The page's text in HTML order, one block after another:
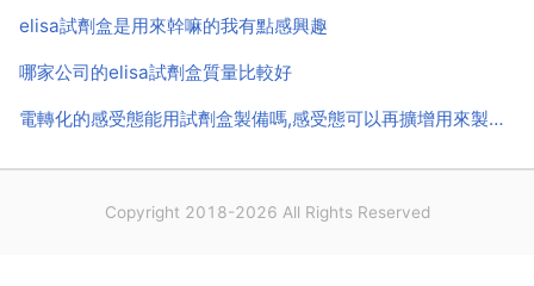
elisa試劑盒是用來幹嘛的我有點感興趣
哪家公司的elisa試劑盒質量比較好
電轉化的感受態能用試劑盒製備嗎,感受態可以再擴增用來製備感受態嗎
Copyright 2018-2026 All Rights Reserved